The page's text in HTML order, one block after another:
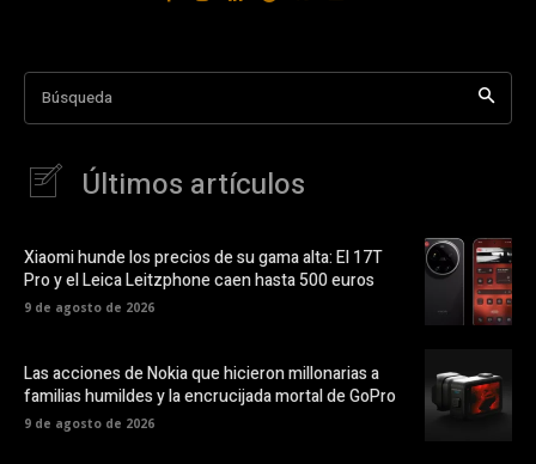
Búsqueda
Últimos artículos
Xiaomi hunde los precios de su gama alta: El 17T
Pro y el Leica Leitzphone caen hasta 500 euros
9 de agosto de 2026
Las acciones de Nokia que hicieron millonarias a
familias humildes y la encrucijada mortal de GoPro
9 de agosto de 2026